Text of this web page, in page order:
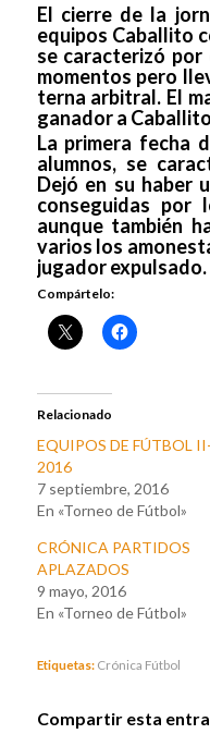
El cierre de la
equipos Caballito
se caracterizó
momentos pero
terna arbitral. El
ganador a
La primera fecha
alumnos, se
Dejó en su haber
conseguidas por
aunque también
varios los
jugador expulsado.
Compártelo:
Relacionado
EQUIPOS DE FÚTBOL II-
2016
7 septiembre, 2016
En «Torneo de Fútbol»
CRÓNICA PARTIDOS
APLAZADOS
9 mayo, 2016
En «Torneo de Fútbol»
Etiquetas: Crónica Fútbol
Compartir esta